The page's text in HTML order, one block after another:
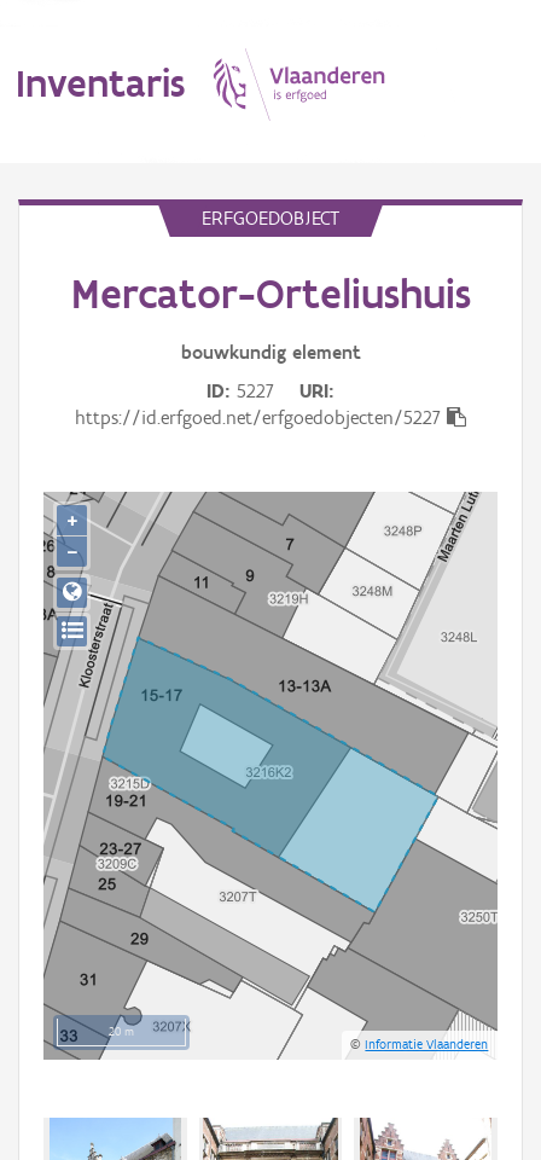
Inventaris
Erfgoedobject
Gebeurtenis
Persoon of collectief
Downloads
Hergebruik
Aanmelden
ERFGOEDOBJECT
Mercator-Orteliushuis
bouwkundig element
ID 5227
URI
https://id.erfgoed.net/erfgoedobjecten/5227
20 m
©Informatie Vlaanderen
+
−